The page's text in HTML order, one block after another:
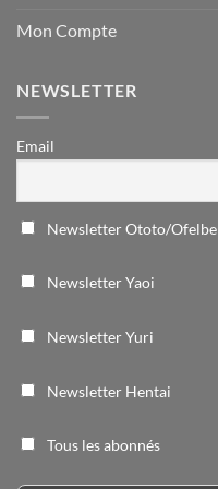
Mon Compte
NEWSLETTER
Email
Newsletter Ototo/Ofelbe
Newsletter Yaoi
Newsletter Yuri
Newsletter Hentai
Tous les abonnés